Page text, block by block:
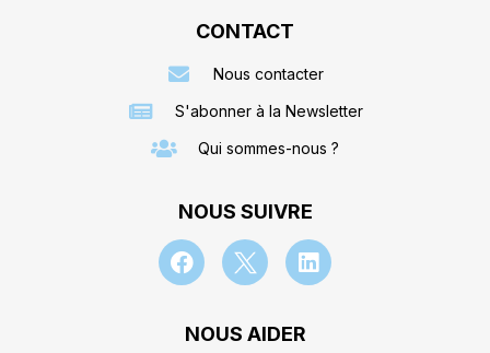
CONTACT
Nous contacter
S'abonner à la Newsletter
Qui sommes-nous ?
NOUS SUIVRE
NOUS AIDER